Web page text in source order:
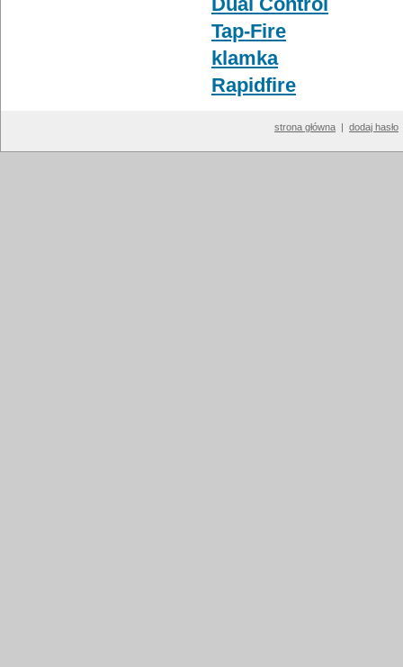
Tap-Fire
klamka
Rapidfire
strona główna | dodaj hasło